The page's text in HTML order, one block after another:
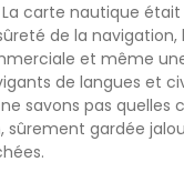
carte nautique
de la
et même
de langues et
savons pas quelles
sûrement gardée